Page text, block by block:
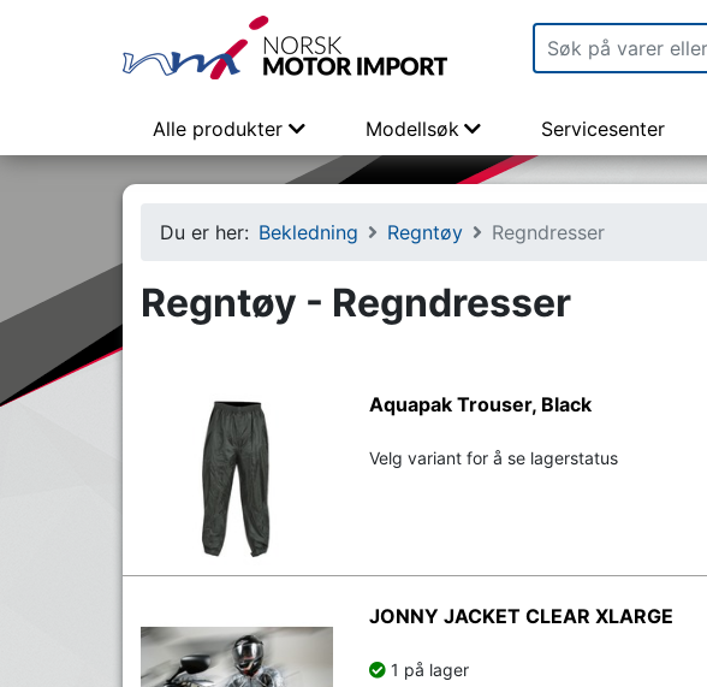
Alle produkter Modellsøk Servicesenter
Du er her: Bekledning Regntøy Regndresser
Regntøy - Regndresser
Aquapak Trouser, Black
Velg variant for å se lagerstatus
JONNY JACKET CLEAR XLARGE
1 på lager